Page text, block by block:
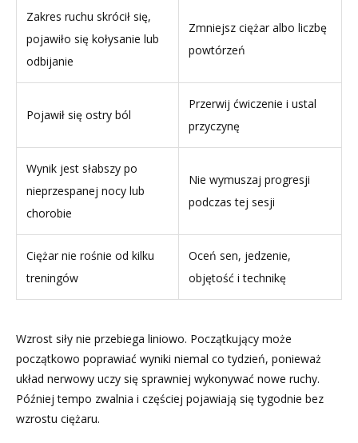
Zakres ruchu skrócił się,
pojawiło się kołysanie lub
odbijanie
Zmniejsz ciężar albo liczbę
powtórzeń
Pojawił się ostry ból
Przerwij ćwiczenie i ustal
przyczynę
Wynik jest słabszy po
nieprzespanej nocy lub
chorobie
Nie wymuszaj progresji
podczas tej sesji
Ciężar nie rośnie od kilku
treningów
Oceń sen, jedzenie,
objętość i technikę
Wzrost siły nie przebiega liniowo. Początkujący może
początkowo poprawiać wyniki niemal co tydzień, ponieważ
układ nerwowy uczy się sprawniej wykonywać nowe ruchy.
Później tempo zwalnia i częściej pojawiają się tygodnie bez
wzrostu ciężaru.